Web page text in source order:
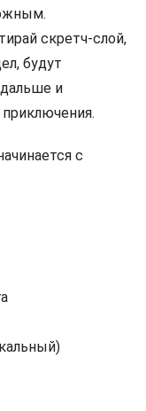
скретч-слой,
будут
и
с